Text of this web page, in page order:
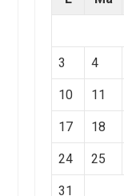
3 4
10 11
17 18
24 25
31